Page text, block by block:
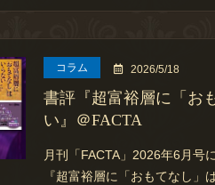
コラム 2026/5/18
書評『超富裕層に「お
い』＠FACTA
月刊「FACTA」2026年6月号
『超富裕層に「おもてなし」